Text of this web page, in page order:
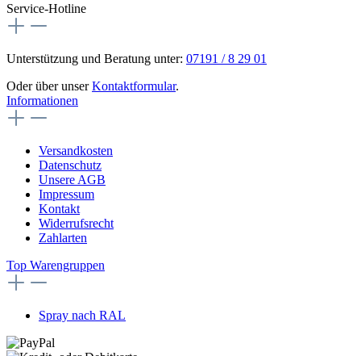
Service-Hotline
Unterstützung und Beratung unter: 07191 / 8 29 01
Oder über unserKontaktformular.
Informationen
Versandkosten
Datenschutz
Unsere AGB
Impressum
Kontakt
Widerrufsrecht
Zahlarten
Top Warengruppen
Spray nach RAL